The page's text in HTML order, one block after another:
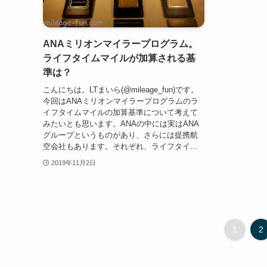
ANAミリオンマイラープログラム。
ライフタイムマイルが加算される基
準は？
こんにちは。LTまいら(@mileage_fun)です。
今回はANAミリオンマイラープログラムのラ
イフタイムマイルの加算基準について考えて
みたいとも思います。ANAの中には実はANA
グループというものがあり、さらには提携航
空会社もあります。それぞれ、ライフタイ...
2019年11月2日
1 2